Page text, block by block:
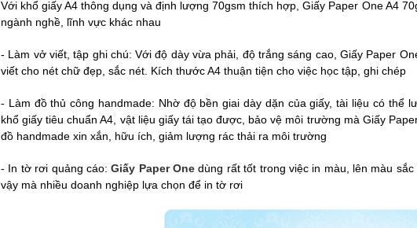
Với khổ giấy A4 thông dụng và định lượng 70gsm thích hợp, Giấy Paper One A4
ngành nghề, lĩnh vực khác nhau
- Làm vở viết, tập ghi chú: Với độ dày vừa phải, độ trắng sáng cao, Giấy Paper
viết cho nét chữ đẹp, sắc nét. Kích thước A4 thuận tiện cho việc học tập, ghi chép
- Làm đồ thủ công handmade: Nhờ độ bền giai dày dặn của giấy, tài liệu có thể
khổ giấy tiêu chuẩn A4, vật liệu giấy tái tạo được, bảo vệ môi trường mà Giấy
đồ handmade xin xắn, hữu ích, giảm lượng rác thải ra môi trường
- In tờ rơi quảng cáo:Giấy Paper One dùng rất tốt trong việc in màu, lên màu
vậy mà nhiều doanh nghiệp lựa chọn để in tờ rơi